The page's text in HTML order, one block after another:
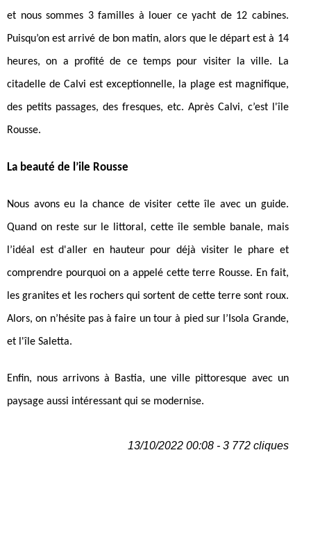
et nous sommes 3 familles à louer ce yacht de 12 cabines.
Puisqu’on est arrivé de bon matin, alors que le départ est à 14
heures, on a profité de ce temps pour visiter la ville. La
citadelle de Calvi est exceptionnelle, la plage est magnifique,
des petits passages, des fresques, etc. Après Calvi, c’est l'île
Rousse.
La beauté de l’ile Rousse
Nous avons eu la chance de visiter cette île avec un guide.
Quand on reste sur le littoral, cette île semble banale, mais
l’idéal est d'aller en hauteur pour déjà visiter le phare et
comprendre pourquoi on a appelé cette terre Rousse. En fait,
les granites et les rochers qui sortent de cette terre sont roux.
Alors, on n’hésite pas à faire un tour à pied sur l’Isola Grande,
et l'île Saletta.
Enfin, nous arrivons à Bastia, une ville pittoresque avec un
paysage aussi intéressant qui se modernise.
13/10/2022 00:08 - 3 772 cliques